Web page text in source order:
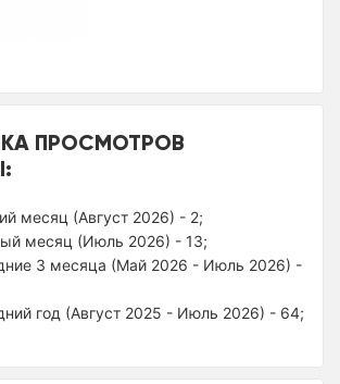
ПРОСМОТРОВ
месяц (Август 2026) - 2;
месяц (Июль 2026) - 13;
3 месяца (Май 2026 - Июль 2026) -
год (Август 2025 - Июль 2026) - 64;